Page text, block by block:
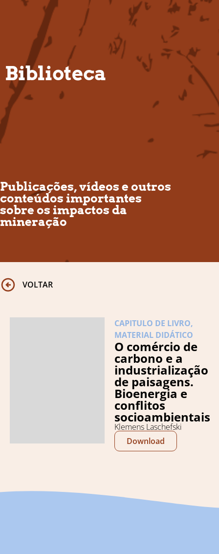
PT
Biblioteca
Publicações, vídeos e outros
conteúdos importantes
sobre os impactos da
mineração
VOLTAR
CAPITULO DE LIVRO,
MATERIAL DIDÁTICO
O comércio de
carbono e a
industrialização
de paisagens.
Bioenergia e
conflitos
socioambientais
Klemens Laschefski
Download